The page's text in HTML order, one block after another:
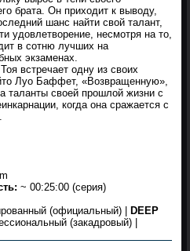
брата. Он приходит к выводу,
шанс найти свой талант,
удовлетворение, несмотря на то,
в сотню лучших на
экзаменах.
встречает одну из своих
Луо Баффет, «Возвращенную»,
таланты своей прошлой жизни с
когда она сражается с
~ 00:25:00 (серия)
(официальный) | DEEP
(закадровый) |